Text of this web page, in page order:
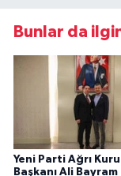
Bunlar da
Yeni Parti Ağrı
Başkanı Ali